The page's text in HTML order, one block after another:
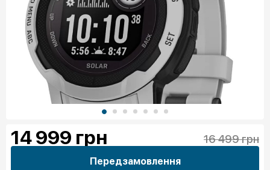
14 999 грн 16 499 грн
Передзамовлення